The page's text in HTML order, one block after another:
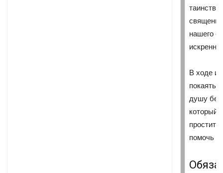
нашего
В ходе
душу
который
помочь в